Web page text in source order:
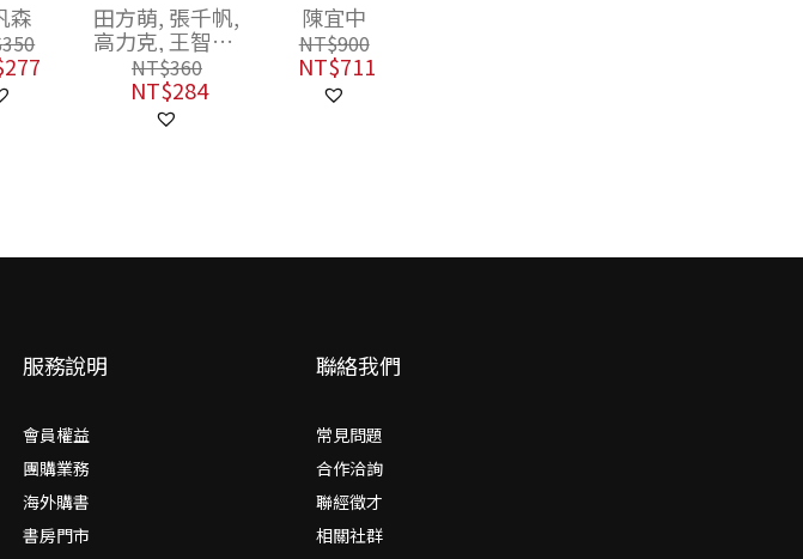
森
350
277
田方萌, 張千帆,
高力克, 王智明,
錢永祥, 涂航, 蘇
穎欣, 林克歡, 葉
蔭聰, 羅小茗, 傅
大為, 劉文, 丘琦
NT$360
NT$284
陳宜中
NT$900
NT$711
服務說明
會員權益
團購業務
海外購書
書房門市
聯絡我們
常見問題
合作洽詢
聯經徵才
相關社群